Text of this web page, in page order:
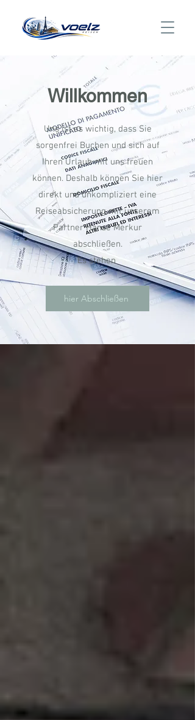
Willkommen
Uns ist es wichtig, dass Sie
sorgenfrei Buchen und sich auf
Ihren Urlaub mit uns freuen
können. Deshalb können Sie hier
direkt und unkompliziert eine
Reiseabsicherung mit unserem
Partner Hanse Merkur
abschließen.
Es stehen
hier Abschließen